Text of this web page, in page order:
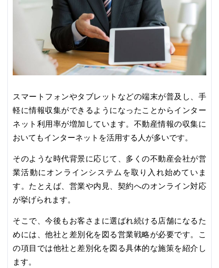
スマートフォンやタブレットなどの端末が普及し、手
軽に情報収集ができるようになったことからインター
ネット利用率が増加しています。不動産情報の収集に
おいてもインターネットを活用する人が多いです。
そのような時代背景に応じて、多くの不動産会社が営
業活動にオンラインシステムを取り入れ始めていま
す。たとえば、営業や内見、契約へのオンライン対応
が挙げられます。
そこで、今後もお客さまに選ばれ続ける店舗になるた
めには、他社と差別化を図る営業戦略が必要です。こ
の項目では他社と差別化を図る具体的な施策を紹介し
ます。